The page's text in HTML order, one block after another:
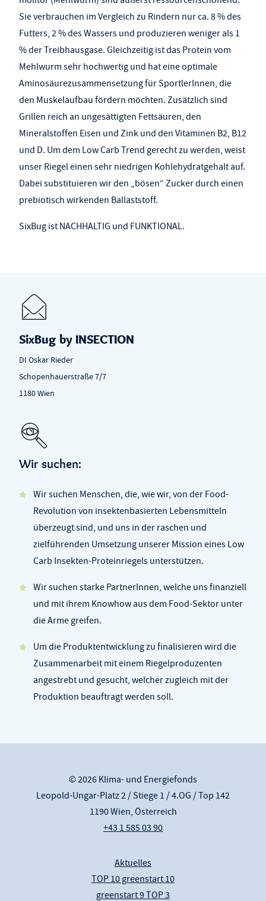
Sie verbrauchen im Vergleich zu Rindern nur ca. 8 % des
Futters, 2 % des Wassers und produzieren weniger als 1
% der Treibhausgase. Gleichzeitig ist das Protein vom
Mehlwurm sehr hochwertig und hat eine optimale
Aminosäurezusammensetzung für SportlerInnen, die
den Muskelaufbau fördern möchten. Zusätzlich sind
Grillen reich an ungesättigten Fettsäuren, den
Mineralstoffen Eisen und Zink und den Vitaminen B2, B12
und D. Um dem Low Carb Trend gerecht zu werden, weist
unser Riegel einen sehr niedrigen Kohlehydratgehalt auf.
Dabei substituieren wir den „bösen“ Zucker durch einen
prebiotisch wirkenden Ballaststoff.
SixBug ist NACHHALTIG und FUNKTIONAL.
Wir suchen:
Wir suchen Menschen, die, wie wir, von der Food-
Revolution von insektenbasierten Lebensmitteln
überzeugt sind, und uns in der raschen und
zielführenden Umsetzung unserer Mission eines Low
Carb Insekten-Proteinriegels unterstützen.
Wir suchen starke PartnerInnen, welche uns finanziell
und mit ihrem Knowhow aus dem Food-Sektor unter
die Arme greifen.
Um die Produktentwicklung zu finalisieren wird die
Zusammenarbeit mit einem Riegelproduzenten
angestrebt und gesucht, welcher zugleich mit der
Produktion beauftragt werden soll.
SixBug by INSECTION
DI Oskar Rieder
Schopenhauerstraße 7/7
1180 Wien
© 2026 Klima- und Energiefonds
Leopold-Ungar-Platz 2 / Stiege 1 / 4.OG / Top 142
1190 Wien, Österreich
+43 1 585 03 90
Aktuelles
TOP 10 greenstart 10
greenstart 9 TOP 3